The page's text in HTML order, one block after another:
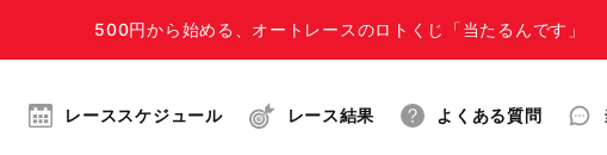
500円から始める、オートレースのロトくじ「当たるんです」
レーススケジュール レース結果 よくある質問